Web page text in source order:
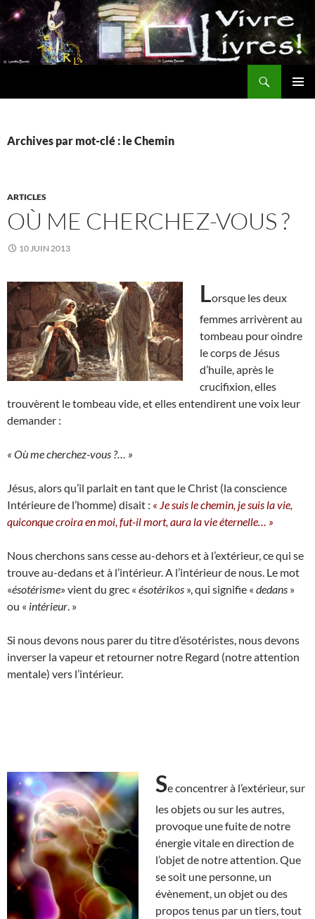
Aller
au
contenu
Archives par mot-clé : le Chemin
ARTICLES
OÙ ME CHERCHEZ-VOUS ?
10 JUIN 2013
Lorsque les deux
femmes arrivèrent au
tombeau pour oindre
le corps de Jésus
d’huile, après le
crucifixion, elles
trouvèrent le tombeau vide, et elles entendirent une voix leur
demander :
« Où me cherchez-vous ?… »
Jésus, alors qu’il parlait en tant que le Christ (la conscience
Intérieure de l’homme) disait : « Je suis le chemin, je suis la vie,
quiconque croira en moi, fut-il mort, aura la vie éternelle… »
Nous cherchons sans cesse au-dehors et à l’extérieur, ce qui se
trouve au-dedans et à l’intérieur. A l’intérieur de nous. Le mot
«ésotérisme» vient du grec « ésotérikos », qui signifie « dedans »
ou « intérieur . »
Si nous devons nous parer du titre d’ésotéristes, nous devons
inverser la vapeur et retourner notre Regard (notre attention
mentale) vers l’intérieur.
Se concentrer à l’extérieur, sur
les objets ou sur les autres,
provoque une fuite de notre
énergie vitale en direction de
l’objet de notre attention. Que
se soit une personne, un
évènement, un objet ou des
propos tenus par un tiers, tout